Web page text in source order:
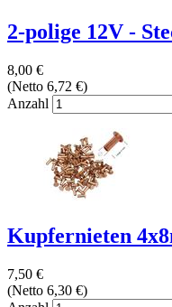
2-polige 12V -
8,00 €
(Netto 6,72 €)
Anzahl
Kupfernieten
7,50 €
(Netto 6,30 €)